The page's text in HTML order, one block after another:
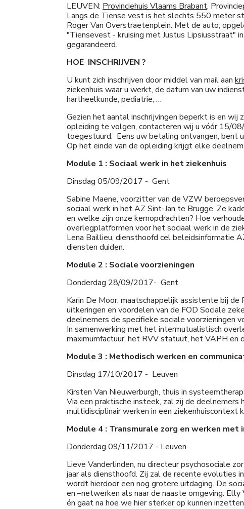
LEUVEN: Provinciehuis Vlaams Brabant,
Langs de Tiense vest is het slechts 550 meter
Roger Van Overstraetenplein. Met de auto;
"Tiensevest - kruising met Justus Lipsiusstraat"
gegarandeerd.
HOE INSCHRIJVEN ?
U kunt zich inschrijven door middel van mail aan
ziekenhuis waar u werkt, de datum van uw
hartheelkunde, pediatrie, …
Gezien het aantal inschrijvingen beperkt is en
opleiding te volgen, contacteren wij u vóór 15/
toegestuurd. Eens uw betaling ontvangen, bent
Op het einde van de opleiding krijgt elke
Module 1 : Sociaal werk in het ziekenhuis
Dinsdag 05/09/2017 - Gent
Sabine Maene, voorzitter van de VZW
sociaal werk in het AZ Sint-Jan te Brugge. Ze
en welke zijn onze kernopdrachten? Hoe
overlegplatformen voor het sociaal werk in de
Lena Baillieu, diensthoofd cel beleidsinformatie
diensten duiden.
Module 2 : Sociale voorzieningen
Donderdag 28/09/2017- Gent
Karin De Moor, maatschappelijk assistente bij de
uitkeringen en voordelen van de FOD Sociale
deelnemers de specifieke sociale voorzieningen
In samenwerking met het intermutualistisch
maximumfactuur, het RVV statuut, het VAPH en
Module 3 : Methodisch werken en
Dinsdag 17/10/2017 - Leuven
Kirsten Van Nieuwerburgh, thuis in
Via een praktische insteek, zal zij de
multidisciplinair werken in een ziekenhuiscontext
Module 4 : Transmurale zorg en werken
Donderdag 09/11/2017 - Leuven
Lieve Vanderlinden, nu directeur psychosociale
jaar als diensthoofd. Zij zal de recente evoluties
wordt hierdoor een nog grotere uitdaging. De
en –netwerken als naar de naaste omgeving.
én gaat na hoe we hier sterker op kunnen